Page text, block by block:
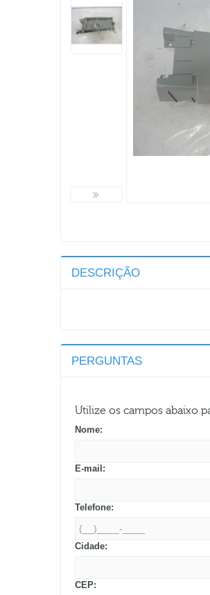
DESCRIÇÃO
PERGUNTAS
Utilize os campos abaixo
Nome:
E-mail:
Telefone:
Cidade:
CEP: